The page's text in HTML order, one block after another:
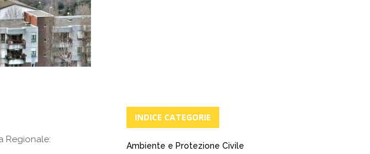
Regionale:
INDICE CATEGORIE
Ambiente e Protezione Civile